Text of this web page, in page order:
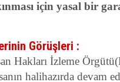
için yasal bir
Görüşleri :
Hakları İzleme
halihazırda devam